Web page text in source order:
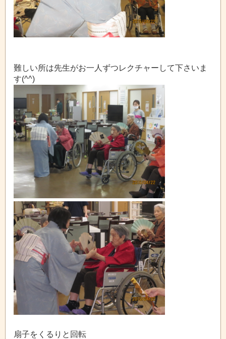
難しい所は先生がお一人ずつレクチャーして下さいま
す(^^)
扇子をくるりと回転